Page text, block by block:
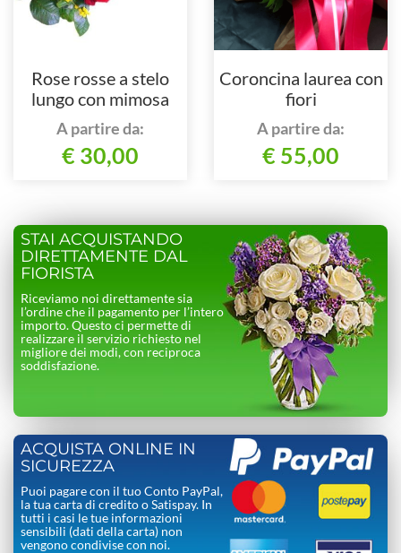
Rose rosse a stelo
lungo con mimosa
A partire da:
€ 30,00
Coroncina laurea con
fiori
A partire da:
€ 55,00
STAI ACQUISTANDO
DIRETTAMENTE DAL
FIORISTA
Riceviamo noi direttamente sia
l’ordine che il pagamento per l’intero
importo. Questo ci permette di
realizzare il servizio richiesto nel
migliore dei modi, con reciproca
soddisfazione.
ACQUISTA ONLINE IN
SICUREZZA
Puoi pagare con il tuo Conto PayPal,
la tua carta di credito o Satispay. In
tutti i casi le tue informazioni
sensibili (dati della carta) non
vengono condivise con noi.